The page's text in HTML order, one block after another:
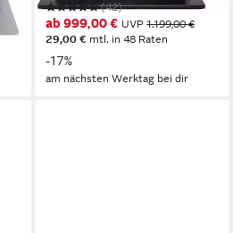
(42)
ab 999,00 € UVP 1.199,00 €
29,00 € mtl. in 48 Raten
-17%
am nächsten Werktag bei dir